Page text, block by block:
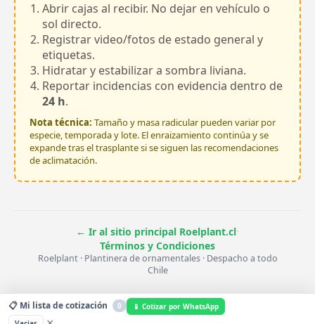
Abrir cajas al recibir. No dejar en vehículo o
sol directo.
Registrar video/fotos de estado general y
etiquetas.
Hidratar y estabilizar a sombra liviana.
Reportar incidencias con evidencia dentro de
24 h.
Nota técnica: Tamaño y masa radicular pueden variar por
especie, temporada y lote. El enraizamiento continúa y se
expande tras el trasplante si se siguen las recomendaciones
de aclimatación.
← Ir al sitio principal Roelplant.cl·
Términos y Condiciones
Roelplant · Plantinera de ornamentales · Despacho a todo
Chile
📋 Mi lista de cotización 0
📱 Cotizar por WhatsApp